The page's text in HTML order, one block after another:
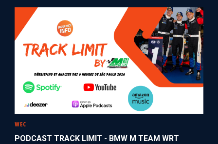
WEC
PODCAST TRACK LIMIT - BMW M TEAM WRT